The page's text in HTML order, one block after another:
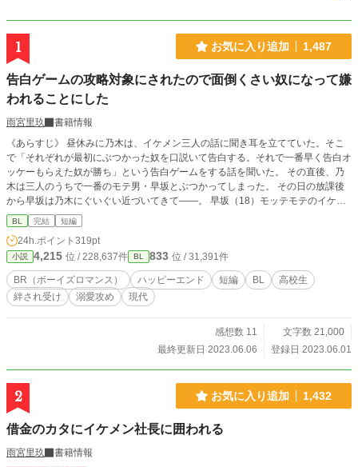
1 お気に入り追加 1,487
告白ゲームの攻略対象にされたので面倒くさい奴になって嫌
われることにした
雨宮里玖
書籍情報
《あらすじ》 昼休みに乃木は、イケメン三人の話に聞き耳を立てていた。そこ
で「それぞれが最初にぶつかった奴を口説いて告白する。それで一番早く告白オ
ッケーもらえた奴が勝ち」という告白ゲームをする話を聞いた。 その直後、乃
木は三人のうちで一番のモテ男・早坂とぶつかってしまった。 その日の放課後
から早坂は乃木にぐいぐい近づいてきて——。 早坂（18）モッテモテのイケメ
ン帰国子女。勉強運動なんでもできる。物静か。 乃木（18）普通の高校三年
生。 波田野（17）早坂の友人。 蓑島（17）早坂の友人。 石井（18）乃木の友
人。
BL 完結 短編
24h.ポイント 319pt
小説 4,215 位 / 228,637件 BL 833 位 / 31,391件
BR（ボーイズロマンス） ハッピーエンド 短編 BL
高校生
絆され受け
溺愛攻め 現代
感想数 11
文字数 21,000
最終更新日 2023.06.06
登録日 2023.06.01
2 お気に入り追加 1,432
借金のカタにイケメン社長に囲われる
雨宮里玖
書籍情報